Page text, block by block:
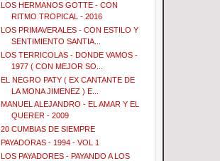
LOS HERMANOS GOTTE - CON
RITMO TROPICAL - 2016
LOS PRIMAVERALES - CON ESTILO Y
SENTIMIENTO SANTIA...
LOS TERRICOLAS - DONDE VAMOS -
1977 ( CON MEJOR SO...
EL NEGRO PATY ( EX CANTANTE DE
LA MONA JIMENEZ ) E...
MANUEL ALEJANDRO - EL AMAR Y EL
QUERER - 2009
20 CUMBIAS DE SIEMPRE
PAYADORAS - 1994 - VOL 1
LOS PAYADORES - PAYANDO A LOS